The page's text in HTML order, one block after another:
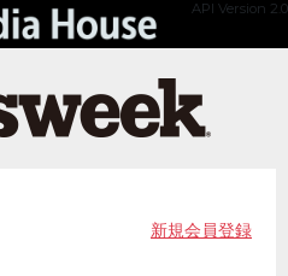
API Version 2.0
新規会員登録